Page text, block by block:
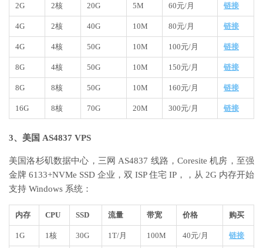
2G 2核 20G 5M 60元/月 链接
4G 2核 40G 10M 80元/月 链接
4G 4核 50G 10M 100元/月 链接
8G 4核 50G 10M 150元/月 链接
8G 8核 50G 10M 160元/月 链接
16G 8核 70G 20M 300元/月 链接
3、美国 AS4837 VPS
美国洛杉矶数据中心，三网 AS4837 线路，Coresite 机房，至强
金牌 6133+NVMe SSD 企业，双 ISP 住宅 IP，，从 2G 内存开始
支持 Windows 系统：
内存 CPU SSD 流量 带宽 价格 购买
1G 1核 30G 1T/月 100M 40元/月 链接